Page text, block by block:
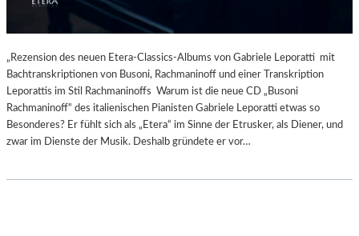
„Rezension des neuen Etera-Classics-Albums von Gabriele Leporatti mit
Bachtranskriptionen von Busoni, Rachmaninoff und einer Transkription
Leporattis im Stil Rachmaninoffs Warum ist die neue CD „Busoni
Rachmaninoff“ des italienischen Pianisten Gabriele Leporatti etwas so
Besonderes? Er fühlt sich als „Etera“ im Sinne der Etrusker, als Diener, und
zwar im Dienste der Musik. Deshalb gründete er vor…